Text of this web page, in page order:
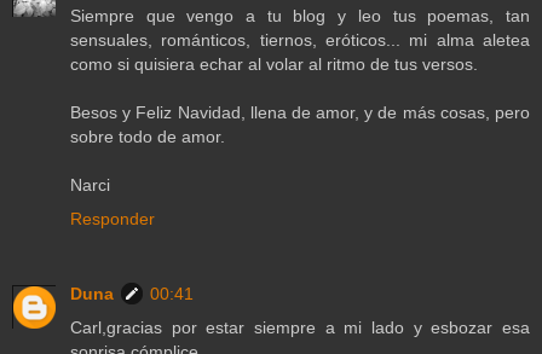
Siempre que vengo a tu blog y leo tus poemas, tan
sensuales, románticos, tiernos, eróticos... mi alma aletea
como si quisiera echar al volar al ritmo de tus versos.
Besos y Feliz Navidad, llena de amor, y de más cosas, pero
sobre todo de amor.
Narci
Responder
Duna
00:41
Carl,gracias por estar siempre a mi lado y esbozar esa